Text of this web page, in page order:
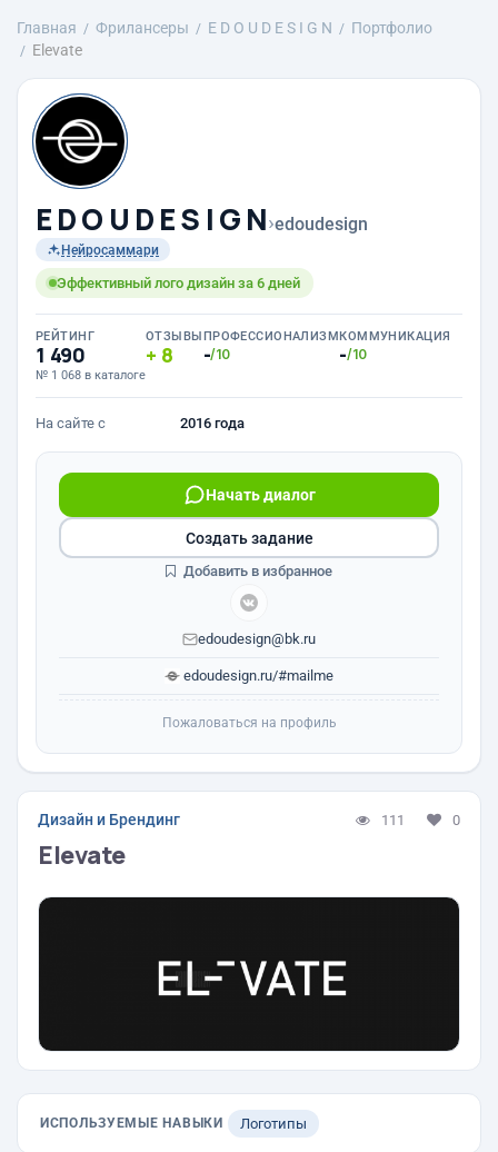
Главная Фрилансеры E D O U D E S I G N
Портфолио
Elevate
E D O U D E S I G N›edoudesign
Нейросаммари
Эффективный лого дизайн за 6 дней
РЕЙТИНГ
1 490
№ 1 068 в каталоге
ОТЗЫВЫ
8
ПРОФЕССИОНАЛИЗМ
-/10
КОММУНИКАЦИЯ
-/10
На сайте с 2016 года
Начать диалог
edoudesign@bk.ru
edoudesign.ru/#mailme
Создать задание
Добавить в избранное
Пожаловаться на профиль
Дизайн и Брендинг 111 0
Elevate
ИСПОЛЬЗУЕМЫЕ НАВЫКИ Логотипы